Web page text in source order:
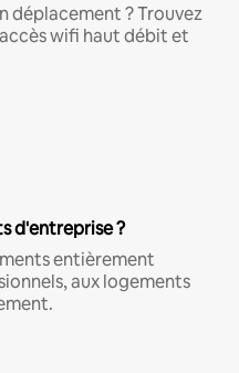
déplacement ? Trouvez
wifi haut débit et
d'entreprise ?
entièrement
aux logements